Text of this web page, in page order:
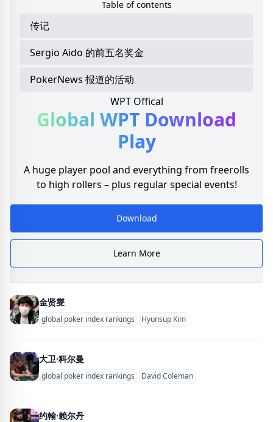
Table of contents
传记
Sergio Aido 的前五名奖金
PokerNews 报道的活动
WPT Offical
Global WPT Download
Play
A huge player pool and everything from freerolls
to high rollers – plus regular special events!
Download
Learn More
金贤燮
global poker index rankings Hyunsup Kim
大卫·科尔曼
global poker index rankings David Coleman
约翰·赖尔丹